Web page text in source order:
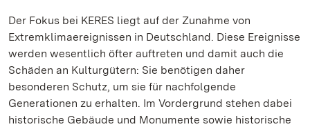
Der Fokus bei KERES liegt auf der Zunahme von
Extremklimaereignissen in Deutschland. Diese Ereignisse
werden wesentlich öfter auftreten und damit auch die
Schäden an Kulturgütern: Sie benötigen daher
besonderen Schutz, um sie für nachfolgende
Generationen zu erhalten. Im Vordergrund stehen dabei
historische Gebäude und Monumente sowie historische